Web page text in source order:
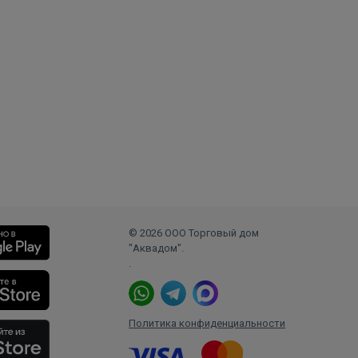
© 2026 ООО Торговый дом
"Аквадом".
.
Политика конфиденциальности